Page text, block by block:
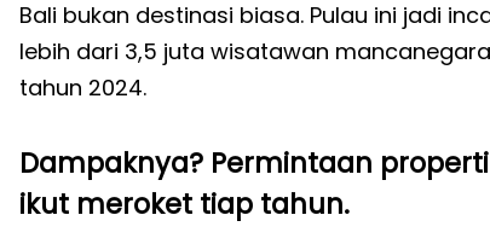
Bali bukan destinasi biasa. Pulau ini jadi
lebih dari 3,5 juta wisatawan
tahun 2024.
Dampaknya? Permintaan
ikut meroket tiap tahun.